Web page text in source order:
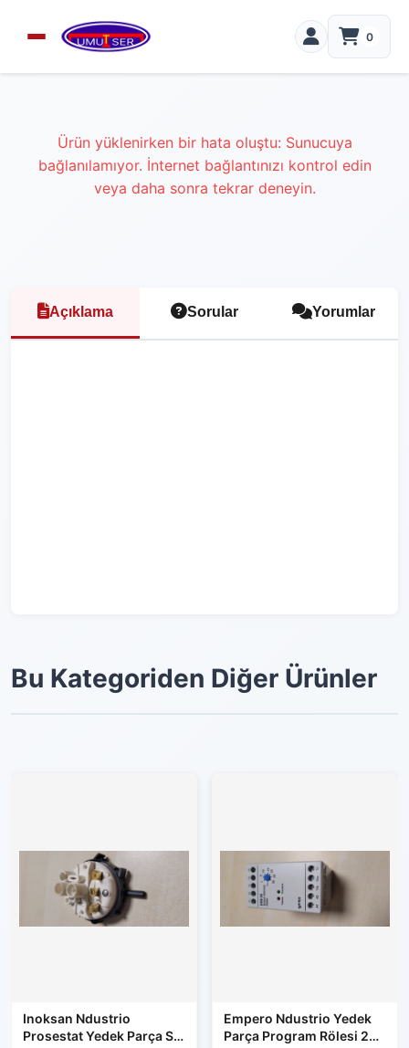
0
Ürün yüklenirken bir hata oluştu: Sunucuya
bağlanılamıyor. İnternet bağlantınızı kontrol edin
veya daha sonra tekrar deneyin.
Açıklama Sorular Yorumlar
Bu Kategoriden Diğer Ürünler
Inoksan Ndustrio
Prosestat Yedek Parça Su
Empero Ndustrio Yedek
Parça Program Rölesi 220